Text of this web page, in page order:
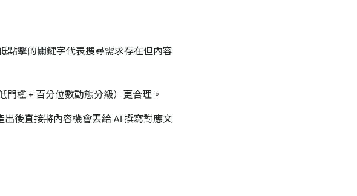
點擊的關鍵字代表搜尋需求存在但內容
檻 + 百分位數動態分級）更合理。
後直接將內容機會丟給 AI 撰寫對應文